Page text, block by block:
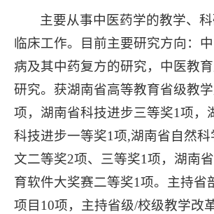
主要从事中医药学的教学、
临床工作。目前主要研究方向：
病及其中药复方的研究，中医教
研究。获湖南省高等教育省级教
项，湖南省科技进步三等奖1项，
科技进步一等奖1项,湖南省自然
文二等奖2项、三等奖1项，湖南
育软件大奖赛二等奖1项。主持省
项目10项，主持省级/校级教学改